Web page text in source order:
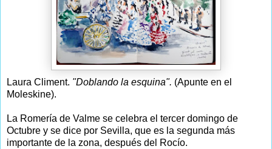
Laura Climent. "Doblando la esquina". (Apunte en el
Moleskine).
La Romería de Valme se celebra el tercer domingo de
Octubre y se dice por Sevilla, que es la segunda más
importante de la zona, después del Rocío.